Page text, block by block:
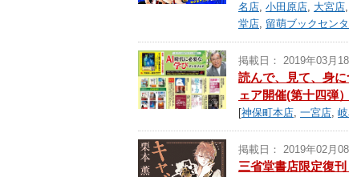
名店, 小田原店, 大宮店,
堂店, 留萌ブックセン
掲載日： 2019年03月18
読んで、見て、身
ェア開催(第十四弾）
[神保町本店, 一宮店,
掲載日： 2019年02月08
三省堂書店限定復